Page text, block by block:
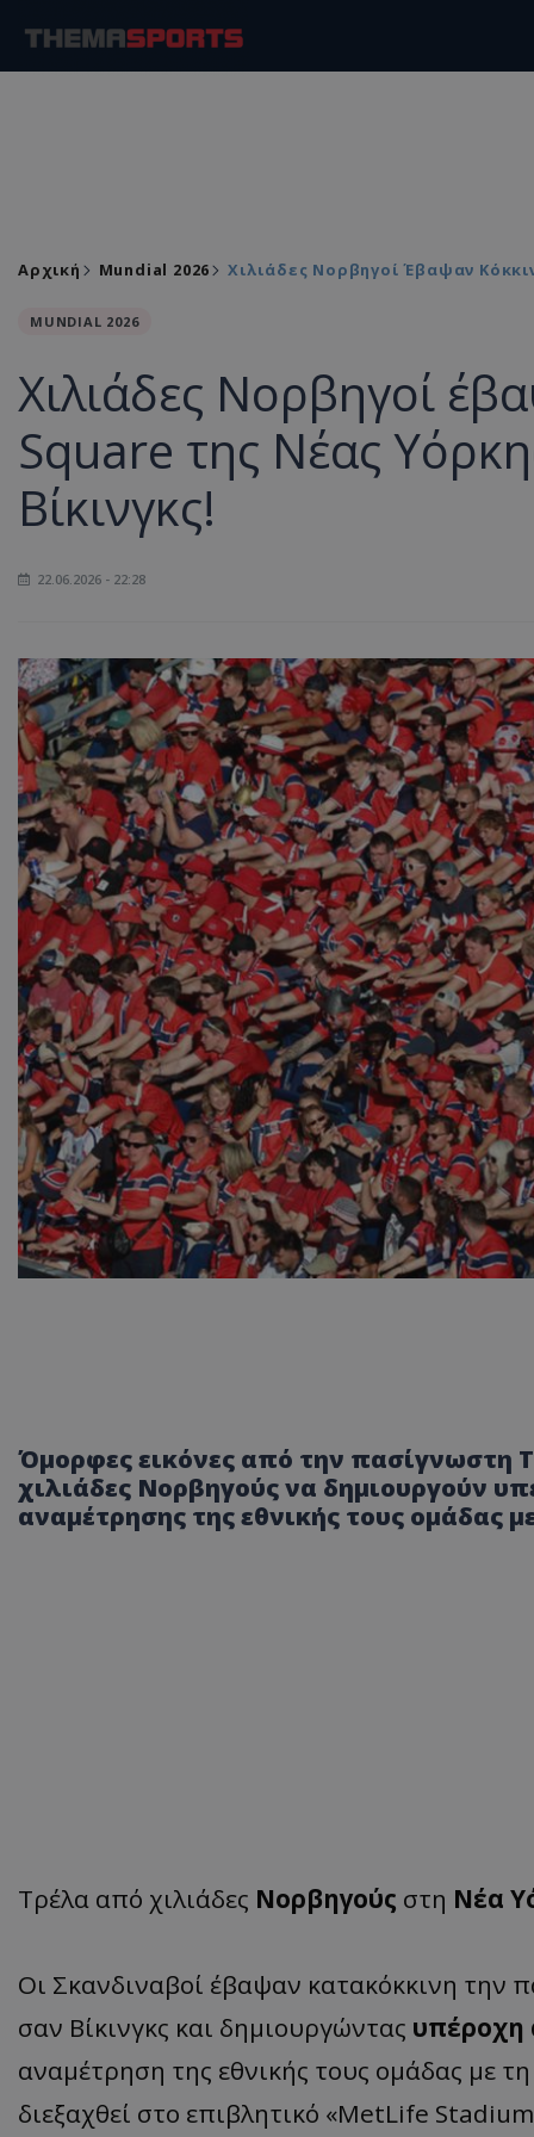
Αρχική Mundial 2026 Χιλιάδες Νορβηγοί Έβαψαν
MUNDIAL 2026
Χιλιάδες Νορβηγοί
Square της Νέας
Βίκινγκς!
22.06.2026 - 22:28
Όμορφες εικόνες από την πασίγνωστη
χιλιάδες Νορβηγούς να δημιουργούν
αναμέτρησης της εθνικής τους ομάδας
Τρέλα από χιλιάδες Νορβηγούς στη Νέα
Οι Σκανδιναβοί έβαψαν κατακόκκινη την
σαν Βίκινγκς και δημιουργώντας υπέροχη
αναμέτρηση της εθνικής τους ομάδας με
διεξαχθεί στο επιβλητικό «MetLife